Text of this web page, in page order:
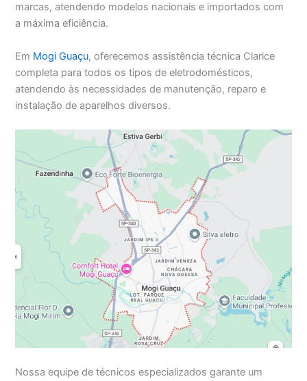
marcas, atendendo modelos nacionais e importados com
a máxima eficiência.
Em Mogi Guaçu, oferecemos assistência técnica Clarice
completa para todos os tipos de eletrodomésticos,
atendendo às necessidades de manutenção, reparo e
instalação de aparelhos diversos.
Nossa equipe de técnicos especializados garante um